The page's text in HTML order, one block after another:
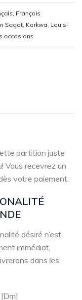
, François
Sagot, Karkwa, Louis-
occasions
partition juste
Vous recevrez un
votre paiement.
désiré n’est
immédiat,
dans les